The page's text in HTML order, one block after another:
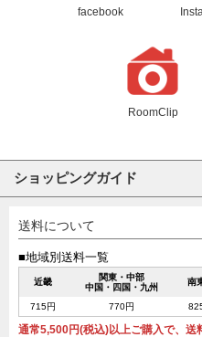
facebook
RoomClip
ショッピングガイド
送料について
■地域別送料一覧
近畿
関東・中部
中国・四国・九州
南
715円 770円
通常5,500円(税込)以上ご購入で、送